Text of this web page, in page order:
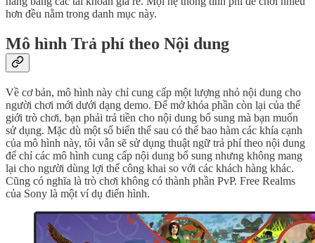
hơn đều nằm trong danh mục này.
Mô hình Trả phí theo Nội dung
Về cơ bản, mô hình này chỉ cung cấp một lượng nhỏ nội dung cho
người chơi mới dưới dạng demo. Để mở khóa phần còn lại của thế
giới trò chơi, bạn phải trả tiền cho nội dung bổ sung mà bạn muốn
sử dụng. Mặc dù một số biến thể sau có thể bao hàm các khía cạnh
của mô hình này, tôi vẫn sẽ sử dụng thuật ngữ trả phí theo nội dung
để chỉ các mô hình cung cấp nội dung bổ sung nhưng không mang
lại cho người dùng lợi thế công khai so với các khách hàng khác.
Cũng có nghĩa là trò chơi không có thành phần PvP. Free Realms
của Sony là một ví dụ điển hình.